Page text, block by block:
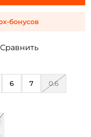
6 7 0.6
бонусов